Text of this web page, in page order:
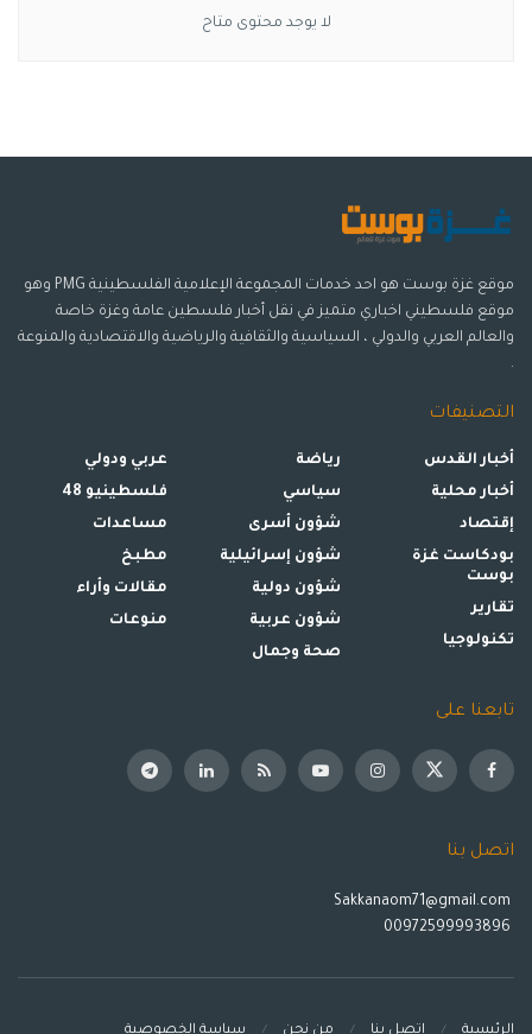
لا يوجد محتوى متاح
موقع غزة بوست هو احد خدمات المجموعة الإعلامية الفلسطينية PMG وهو
موقع فلسطيني اخباري متميز في نقل أخبار فلسطين عامة وغزة خاصة
والعالم العربي والدولي ، السياسية والثقافية والرياضية والاقتصادية والمنوعة
.
التصنيفات
أخبار القدس
أخبار محلية
إقتصاد
بودكاست غزة
بوست
تقارير
تكنولوجيا
رياضة
سياسي
شؤون أسرى
شؤون إسرائيلية
شؤون دولية
شؤون عربية
صحة وجمال
عربي ودولي
فلسطينيو 48
مساعدات
مطبخ
مقالات وأراء
منوعات
تابعنا على
اتصل بنا
Sakkanaom71@gmail.com